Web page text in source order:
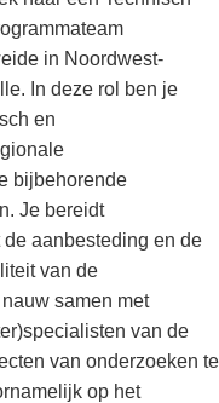
in Noordwest-
In deze rol ben je
en
bijbehorende
Je bereidt
aanbesteding en de
van de
samen met
van de
van onderzoeken te
op het